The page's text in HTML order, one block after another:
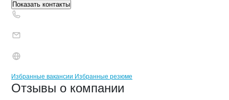
Показать контакты
Брендыкомпани
Вакансии вЭкспериментальная
Избранные вакансии Избранные резюме
Новости oЭкспериментальная
Отзывы о компании